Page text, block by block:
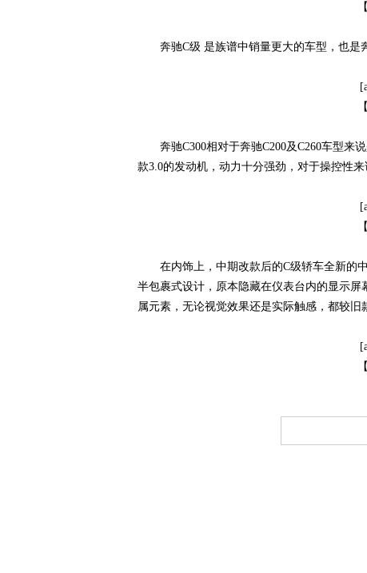
【
奔驰C级 是族谱中销量更大的车型，也是
【
奔驰C300相对于奔驰C200及C260车型来
款3.0的发动机，动力十分强劲，对于操控性
【
在内饰上，中期改款后的C级轿车全新的中
半包裹式设计，原本隐藏在仪表台内的显示
属元素，无论视觉效果还是实际触感，都较旧
【